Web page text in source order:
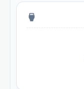
settings_input_hdmi